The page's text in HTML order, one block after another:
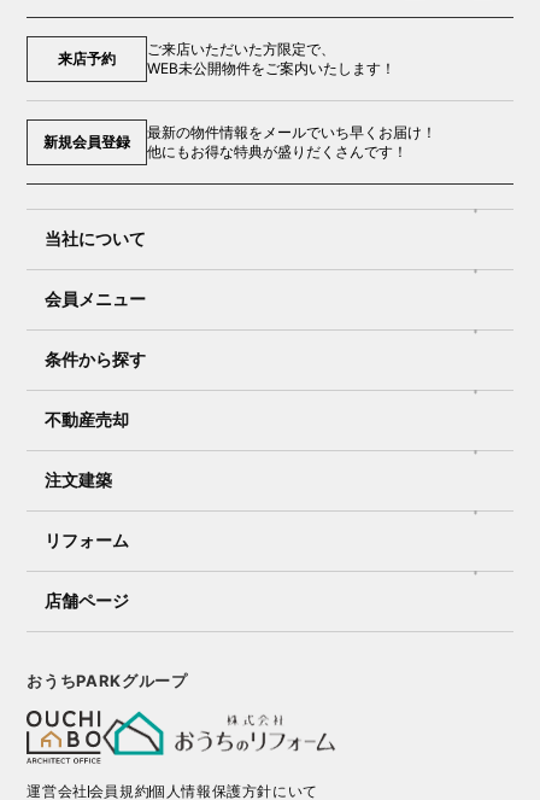
来店予約
ご来店いただいた方限定で、
WEB未公開物件をご案内いたします！
新規会員登録
最新の物件情報をメールでいち早くお届け！
他にもお得な特典が盛りだくさんです！
当社について
会員メニュー
条件から探す
不動産売却
注文建築
リフォーム
店舗ページ
おうちPARKグループ
運営会社会員規約個人情報保護方針にいて